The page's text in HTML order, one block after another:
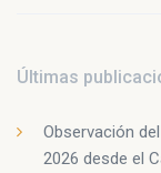
Últimas
Observación
2026 desde el